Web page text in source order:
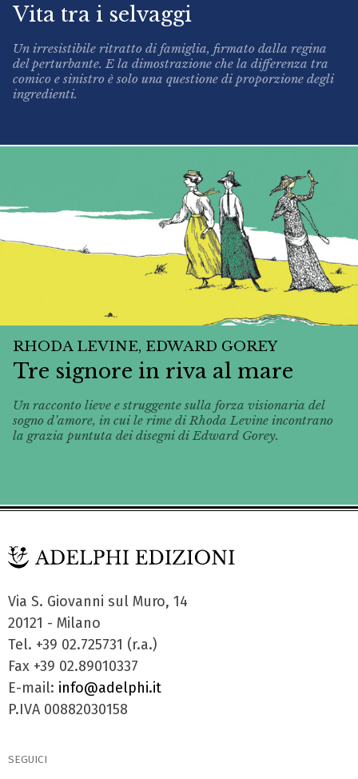
Vita tra i selvaggi
Un irresistibile ritratto di famiglia, firmato dalla regina
del perturbante. E la dimostrazione che la differenza tra
comico e sinistro è solo una questione di proporzione degli
ingredienti.
RHODA LEVINE, EDWARD GOREY
Tre signore in riva al mare
Un racconto lieve e struggente sulla forza visionaria del
sogno d’amore, in cui le rime di Rhoda Levine incontrano
la grazia puntuta dei disegni di Edward Gorey.
Via S. Giovanni sul Muro, 14
20121 - Milano
Tel. +39 02.725731 (r.a.)
Fax +39 02.89010337
E-mail: info@adelphi.it
P.IVA 00882030158
SEGUICI